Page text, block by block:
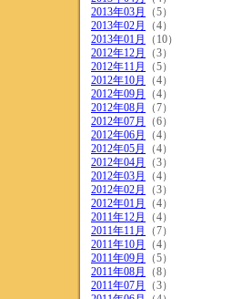
2013年03月
（5）
2013年02月
（4）
2013年01月
（10）
2012年12月
（3）
2012年11月
（5）
2012年10月
（4）
2012年09月
（4）
2012年08月
（7）
2012年07月
（6）
2012年06月
（4）
2012年05月
（4）
2012年04月
（3）
2012年03月
（4）
2012年02月
（3）
2012年01月
（4）
2011年12月
（4）
2011年11月
（7）
2011年10月
（4）
2011年09月
（5）
2011年08月
（8）
2011年07月
（3）